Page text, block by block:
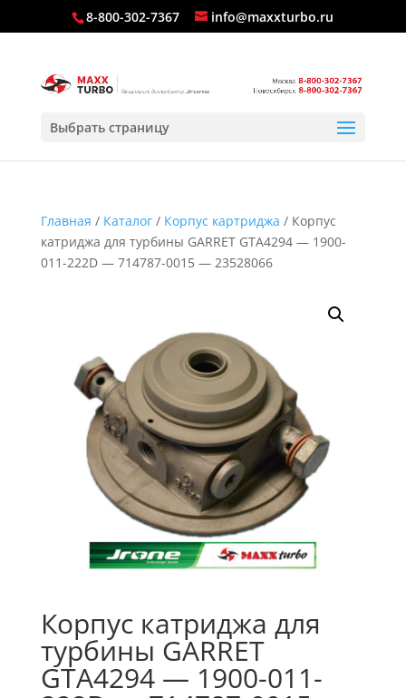
8-800-302-7367 info@maxxturbo.ru
Выбрать страницу
Главная / Каталог/ Корпус картриджа / Корпус
катриджа для турбины GARRET GTA4294 — 1900-
011-222D — 714787-0015 — 23528066
Корпус катриджа для
турбины GARRET
GTA4294 — 1900-011-